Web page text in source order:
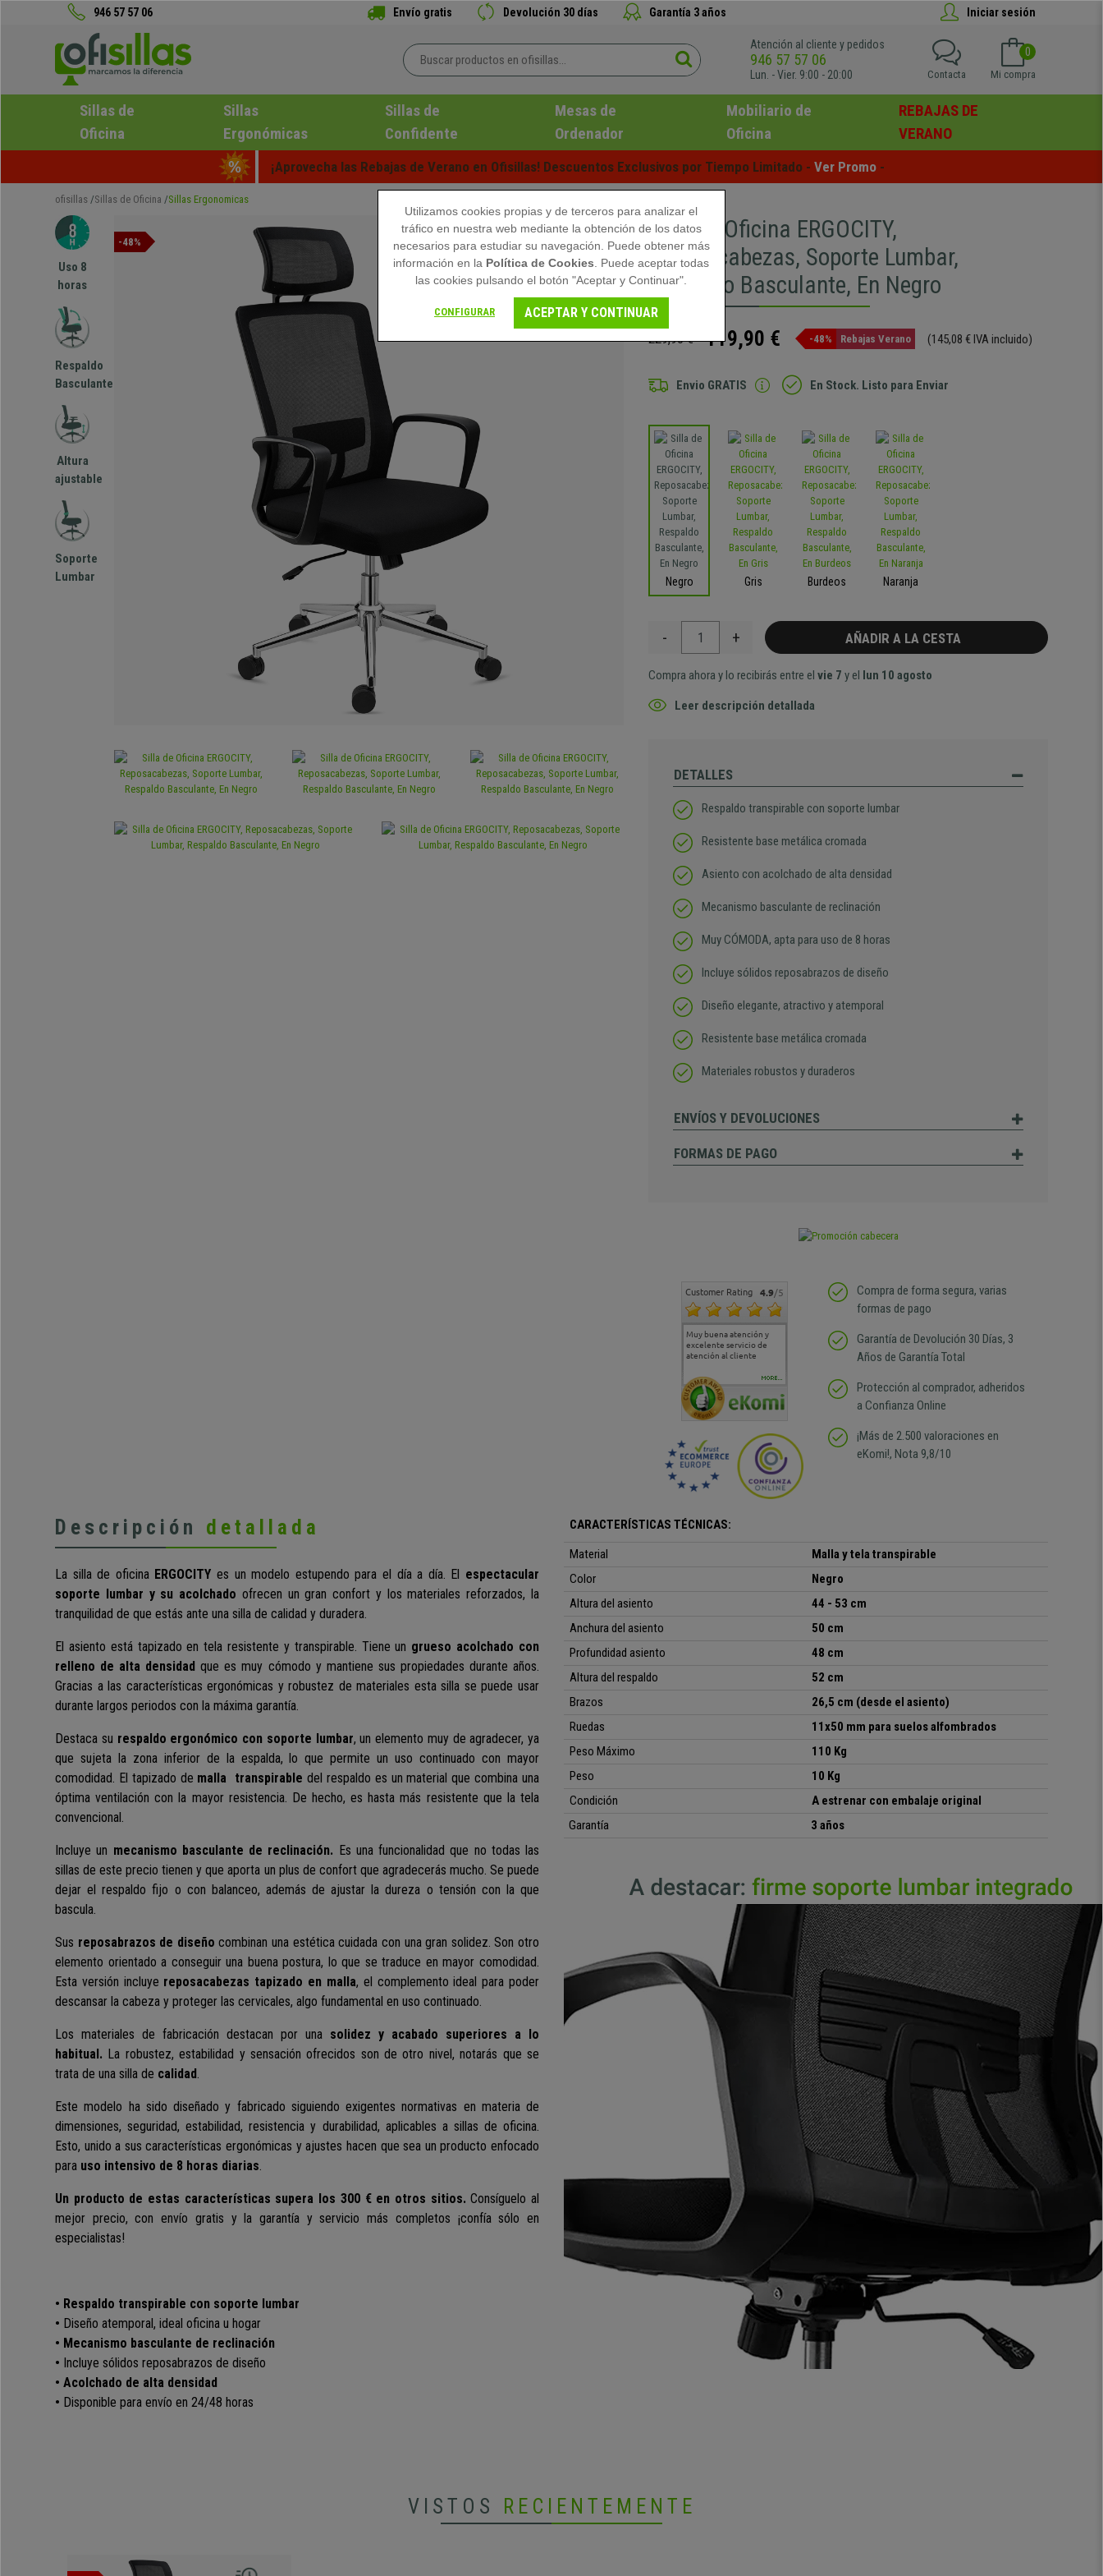
946 57 57 06 Envío gratis Devolución 30 días Garantía 3 años Iniciar sesión
Atención al cliente y pedidos
946 57 57 06
Lun. - Vier. 9:00 - 20:00
0
Mi compra
Contacta
Sillas de
Oficina
Sillas
Ergonómicas
Sillas de
Confidente
Mesas de
Ordenador
Mobiliario de
Oficina
REBAJAS DE
VERANO
¡Aprovecha las Rebajas de Verano en Ofisillas! Descuentos Exclusivos por Tiempo Limitado - Ver Promo -
ofisillas Sillas de Oficina Sillas Ergonomicas
Uso 8
horas
Respaldo
Basculante
Altura
ajustable
Soporte
Lumbar
-48%
Silla de Oficina ERGOCITY,
Reposacabezas, Soporte Lumbar,
Respaldo Basculante, En Negro
229,90 € 119,90 € -48% Rebajas Verano (145,08 € IVA incluido)
Envio GRATIS En Stock. Listo para Enviar
Negro Gris Burdeos Naranja
- + AÑADIR A LA CESTA
Compra ahora y lo recibirás entre elvie 7 y el lun 10 agosto
Leer descripción detallada
DETALLES
Respaldo transpirable con soporte lumbar
Resistente base metálica cromada
Asiento con acolchado de alta densidad
Mecanismo basculante de reclinación
Muy CÓMODA, apta para uso de 8 horas
Incluye sólidos reposabrazos de diseño
Diseño elegante, atractivo y atemporal
Resistente base metálica cromada
Materiales robustos y duraderos
ENVÍOS Y DEVOLUCIONES
FORMAS DE PAGO
Customer Rating 4.9/5
Muy buena atención y
excelente servicio de
atención al cliente
Muy buena atención de
cara al asesoramiento
comercial y el envío ha
Si estoy contento
Excelente relacion
calidad precio Plazo de
MORE...
Compra de forma segura, varias
formas de pago
Garantía de Devolución 30 Días, 3
Años de Garantía Total
Protección al comprador, adheridos
a Confianza Online
¡Más de 2.500 valoraciones en
eKomi!, Nota 9,8/10
Descripción detallada
La silla de oficina ERGOCITY es un modelo estupendo para el día a día. El espectacular
soporte lumbar y su acolchado ofrecen un gran confort y los materiales reforzados, la
tranquilidad de que estás ante una silla de calidad y duradera.
El asiento está tapizado en tela resistente y transpirable. Tiene un grueso acolchado con
relleno de alta densidad que es muy cómodo y mantiene sus propiedades durante años.
Gracias a las características ergonómicas y robustez de materiales esta silla se puede usar
durante largos periodos con la máxima garantía.
Destaca su respaldo ergonómico con soporte lumbar, un elemento muy de agradecer, ya
que sujeta la zona inferior de la espalda, lo que permite un uso continuado con mayor
comodidad. El tapizado de malla transpirable del respaldo es un material que combina una
óptima ventilación con la mayor resistencia. De hecho, es hasta más resistente que la tela
convencional.
Incluye un mecanismo basculante de reclinación. Es una funcionalidad que no todas las
sillas de este precio tienen y que aporta un plus de confort que agradecerás mucho. Se puede
dejar el respaldo fijo o con balanceo, además de ajustar la dureza o tensión con la que
bascula.
Sus reposabrazos de diseño combinan una estética cuidada con una gran solidez. Son otro
elemento orientado a conseguir una buena postura, lo que se traduce en mayor comodidad.
Esta versión incluye reposacabezas tapizado en malla, el complemento ideal para poder
descansar la cabeza y proteger las cervicales, algo fundamental en uso continuado.
Los materiales de fabricación destacan por una solidez y acabado superiores a lo
habitual. La robustez, estabilidad y sensación ofrecidos son de otro nivel, notarás que se
trata de una silla de calidad .
Este modelo ha sido diseñado y fabricado siguiendo exigentes normativas en materia de
dimensiones, seguridad, estabilidad, resistencia y durabilidad, aplicables a sillas de oficina.
Esto, unido a sus características ergonómicas y ajustes hacen que sea un producto enfocado
para uso intensivo de 8 horas diarias.
Un producto de estas características supera los 300 € en otros sitios. Consíguelo al
mejor precio, con envío gratis y la garantía y servicio más completos ¡confía sólo en
especialistas!
• Respaldo transpirable con soporte lumbar
• Diseño atemporal, ideal oficina u hogar
• Mecanismo basculante de reclinación
• Incluye sólidos reposabrazos de diseño
• Acolchado de alta densidad
• Disponible para envío en 24/48 horas
CARACTERÍSTICAS TÉCNICAS:
Material
Malla y tela transpirable
Color
Negro
Altura del asiento
44 - 53 cm
Anchura del asiento
50 cm
Profundidad asiento
48 cm
Altura del respaldo
52 cm
Brazos
26,5 cm (desde el asiento)
Ruedas
11x50 mm para suelos alfombrados
Peso Máximo
110 Kg
Peso
10 Kg
Condición
A estrenar con embalaje original
Garantía
3 años
VISTOS RECIENTEMENTE
Utilizamos cookies propias y de terceros para analizar el
tráfico en nuestra web mediante la obtención de los datos
necesarios para estudiar su navegación. Puede obtener más
información en la Política de Cookies . Puede aceptar todas
las cookies pulsando el botón "Aceptar y Continuar".
CONFIGURAR ACEPTAR Y CONTINUAR